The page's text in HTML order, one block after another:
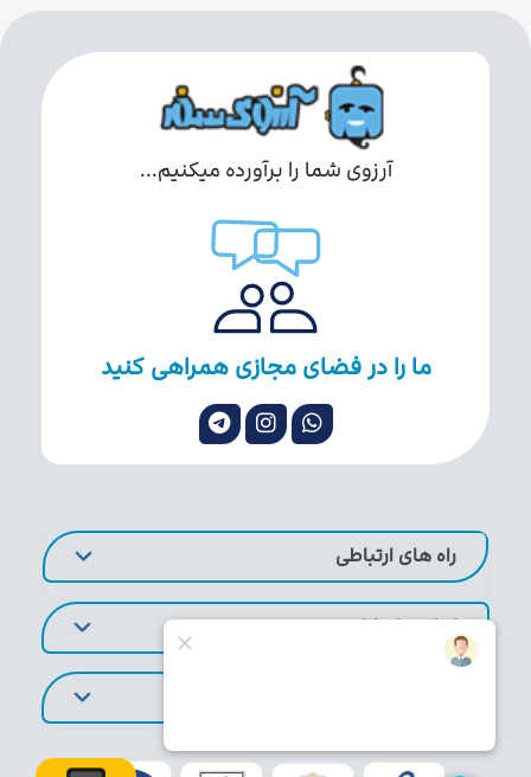
آرزوی شما را برآورده میکنیم...
ما را در فضای مجازی همراهی کنید
راه های ارتباطی
لینک های کاربردی